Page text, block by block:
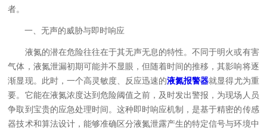
者。
一、无声的威胁与即时响应
液氮的潜在危险往往在于其无声无息的特性。不同于明火或有害
气体，液氮泄漏初期可能并不显眼，但随着时间的推移，其影响将逐
渐显现。此时，一个高灵敏度、反应迅速的液氮报警器就显得尤为重
要。它能在液氮浓度达到危险阈值之前，及时发出警报，为现场人员
争取到宝贵的应急处理时间。这种即时响应机制，是基于精密的传感
器技术和算法设计，能够准确区分液氮泄露产生的特定信号与环境中